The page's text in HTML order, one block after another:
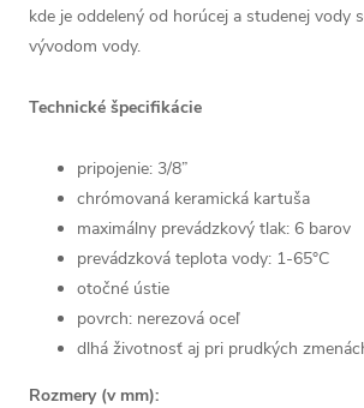
kde je oddelený od horúcej a studenej vody
vývodom vody.
Technické špecifikácie
pripojenie: 3/8”
chrómovaná keramická kartuša
maximálny prevádzkový tlak: 6 barov
prevádzková teplota vody: 1-65°C
otočné ústie
povrch: nerezová oceľ
dlhá životnosť aj pri prudkých
Rozmery (v mm):